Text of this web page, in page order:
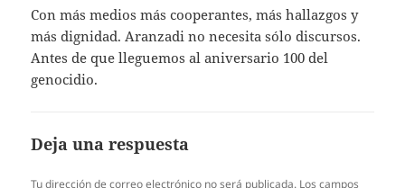
Con más medios más cooperantes, más hallazgos y
más dignidad. Aranzadi no necesita sólo discursos.
Antes de que lleguemos al aniversario 100 del
genocidio.
Deja una respuesta
Tu dirección de correo electrónico no será publicada. Los campos